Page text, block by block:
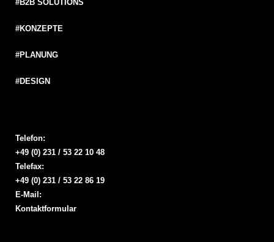
#B2B SOLUTIONS
#KONZEPTE
#PLANUNG
#DESIGN
Telefon:
+49 (0) 231 / 53 22 10 48
Telefax:
+49 (0) 231 / 53 22 86 19
E-Mail:
Kontaktformular